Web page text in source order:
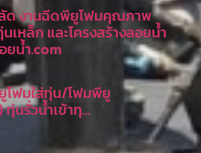
ด งานฉีดพียูโฟมคุณภาพ
หล็ก และโครงสร้างลอยน้ำ
ยน้ำ.com
ฟมใส่ทุ่น/โฟมพียู
นรั่วน้ำเข้าทุ…